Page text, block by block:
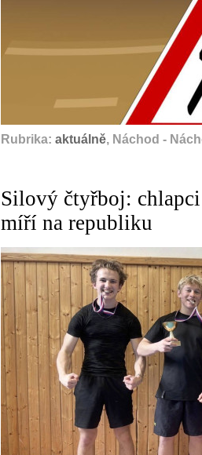
Rubrika: aktuálně, Náchod -
Silový čtyřboj:
míří na republiku